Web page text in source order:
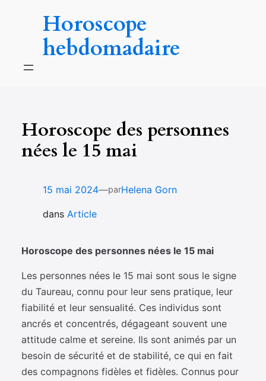
Horoscope
hebdomadaire
Horoscope des personnes
nées le 15 mai
15 mai 2024—parHelena Gorn
dans Article
Horoscope des personnes nées le 15 mai
Les personnes nées le 15 mai sont sous le signe
du Taureau, connu pour leur sens pratique, leur
fiabilité et leur sensualité. Ces individus sont
ancrés et concentrés, dégageant souvent une
attitude calme et sereine. Ils sont animés par un
besoin de sécurité et de stabilité, ce qui en fait
des compagnons fidèles et fidèles. Connus pour